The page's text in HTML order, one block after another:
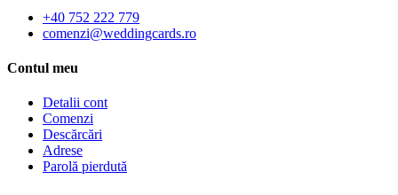
+40 752 222 779
comenzi@weddingcards.ro
Contul meu
Detalii cont
Comenzi
Descărcări
Adrese
Parolă pierdută